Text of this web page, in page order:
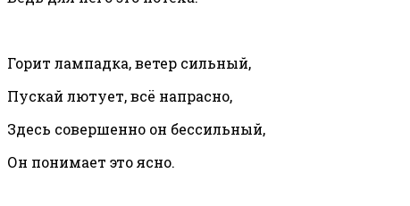
Горит лампадка, ветер сильный,
Пускай лютует, всё напрасно,
Здесь совершенно он бессильный,
Он понимает это ясно.